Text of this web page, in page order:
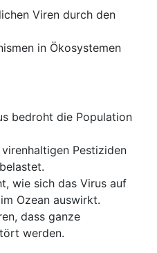
Viren durch den
in Ökosystemen
bedroht die Population
Pestiziden
wie sich das Virus auf
Ozean auswirkt.
dass ganze
werden.